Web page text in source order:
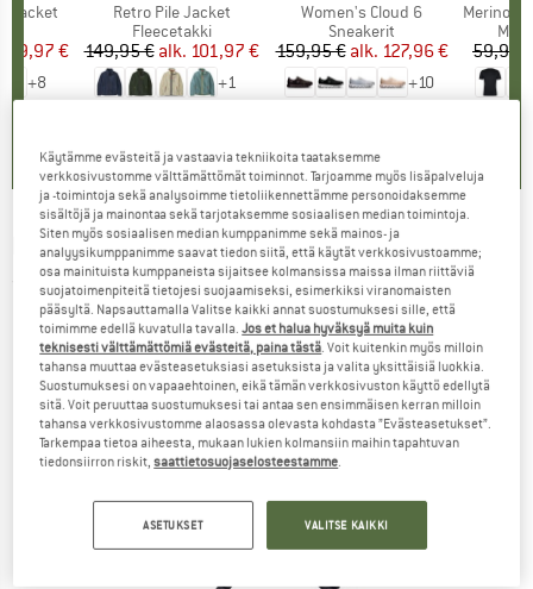
Jacket
hinta
139,97 €
+8
Tuote
Retro Pile Jacket
Tuoteryhmä
Fleecetakki
Hinta
149,95 € Alennettu hinta
alk. 101,97 €
+1
Tuote
Women's Cloud 6
Tuoteryhmä
Sneakerit
Hinta
159,95 € Alennettu hinta
alk. 127,96 €
+10
Tuote
MerinoMix150
59,95 €
BARTS -Women's Brubru Bomber - Myssy
(0)
Käytämme evästeitä ja vastaavia tekniikoita taataksemme
verkkosivustomme välttämättömät toiminnot. Tarjoamme myös lisäpalveluja
ja -toimintoja sekä analysoimme tietoliikennettämme personoidaksemme
sisältöjä ja mainontaa sekä tarjotaksemme sosiaalisen median toimintoja.
Siten myös sosiaalisen median kumppanimme sekä mainos- ja
analyysikumppanimme saavat tiedon siitä, että käytät verkkosivustoamme;
osa mainituista kumppaneista sijaitsee kolmansissa maissa ilman riittäviä
suojatoimenpiteitä tietojesi suojaamiseksi, esimerkiksi viranomaisten
pääsyltä. Napsauttamalla Valitse kaikki annat suostumuksesi sille, että
toimimme edellä kuvatulla tavalla.Jos et halua hyväksyä muita kuin
teknisesti välttämättömiä evästeitä, paina tästä. Voit kuitenkin myös milloin
tahansa muuttaa evästeasetuksiasi asetuksista ja valita yksittäisiä luokkia.
Suostumuksesi on vapaaehtoinen, eikä tämän verkkosivuston käyttö edellytä
sitä. Voit peruuttaa suostumuksesi tai antaa sen ensimmäisen kerran milloin
tahansa verkkosivustomme alaosassa olevasta kohdasta ”Evästeasetukset”.
Tarkempaa tietoa aiheesta, mukaan lukien kolmansiin maihin tapahtuvan
tiedonsiirron riskit,saattietosuojaselosteestamme.
ASETUKSET VALITSE KAIKKI